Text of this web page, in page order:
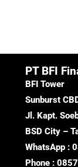
PT BFI
BFI Tower
Sunburst
Jl. Kapt.
BSD City –
WhatsApp :
Phone :